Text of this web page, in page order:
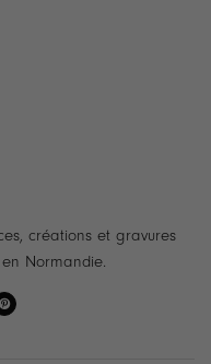
créations et gravures
Normandie.